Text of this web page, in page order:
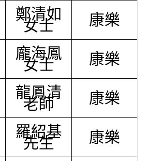
鄭清如
女士 康樂
龐海鳳
女士 康樂
龍鳳清
老師 康樂
羅紹基
先生 康樂